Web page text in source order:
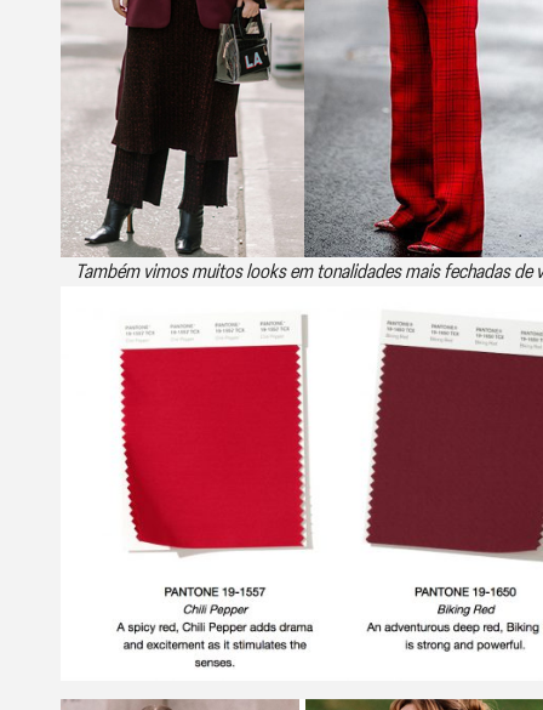
Também vimos muitos looks em tonalidades mais fechadas